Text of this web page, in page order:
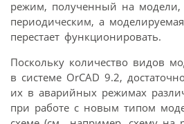
режим, полученный на модели,
периодическим, а
перестает функционировать.
Поскольку количество видов
в системе OrCAD 9.2,
их в аварийных режимах
при работе с новым типом